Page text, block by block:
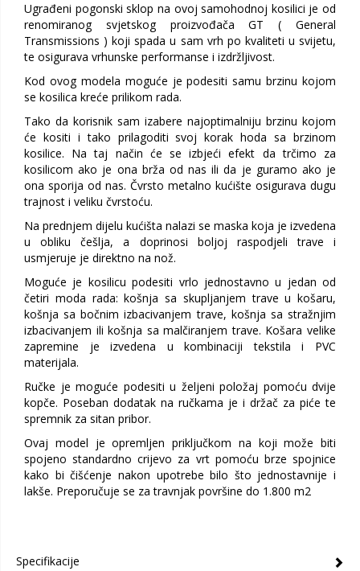
Ugrađeni pogonski sklop na ovoj samohodnoj kosilici je od
renomiranog svjetskog proizvođača GT ( General
Transmissions ) koji spada u sam vrh po kvaliteti u svijetu,
te osigurava vrhunske performanse i izdržljivost.
Kod ovog modela moguće je podesiti samu brzinu kojom
se kosilica kreće prilikom rada.
Tako da korisnik sam izabere najoptimalniju brzinu kojom
će kositi i tako prilagoditi svoj korak hoda sa brzinom
kosilice. Na taj način će se izbjeći efekt da trčimo za
kosilicom ako je ona brža od nas ili da je guramo ako je
ona sporija od nas. Čvrsto metalno kućište osigurava dugu
trajnost i veliku čvrstoću.
Na prednjem dijelu kućišta nalazi se maska koja je izvedena
u obliku češlja, a doprinosi boljoj raspodjeli trave i
usmjeruje je direktno na nož.
Moguće je kosilicu podesiti vrlo jednostavno u jedan od
četiri moda rada: košnja sa skupljanjem trave u košaru,
košnja sa bočnim izbacivanjem trave, košnja sa stražnjim
izbacivanjem ili košnja sa malčiranjem trave. Košara velike
zapremine je izvedena u kombinaciji tekstila i PVC
materijala.
Ručke je moguće podesiti u željeni položaj pomoću dvije
kopče. Poseban dodatak na ručkama je i držač za piće te
spremnik za sitan pribor.
Ovaj model je opremljen priključkom na koji može biti
spojeno standardno crijevo za vrt pomoću brze spojnice
kako bi čišćenje nakon upotrebe bilo što jednostavnije i
lakše. Preporučuje se za travnjak površine do 1.800 m2
Specifikacije